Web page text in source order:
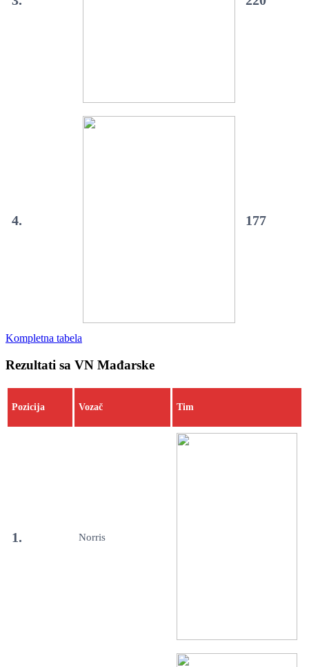
4. 177
Kompletna tabela
Rezultati sa VN Mađarske
Pozicija Vozač Tim
1. Norris